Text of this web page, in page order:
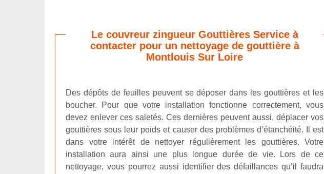
Le couvreur zingueur Gouttières Service à
contacter pour un nettoyage de gouttière à
Montlouis Sur Loire
Des dépôts de feuilles peuvent se déposer dans les gouttières et les
boucher. Pour que votre installation fonctionne correctement, vous
devez enlever ces saletés. Ces dernières peuvent aussi, déplacer vos
gouttières sous leur poids et causer des problèmes d’étanchéité. Il est
dans votre intérêt de nettoyer régulièrement les gouttières. Votre
installation aura ainsi une plus longue durée de vie. Lors de ce
nettoyage, vous pourrez aussi identifier des défaillances qu’il faudra